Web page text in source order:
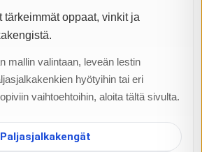
tärkeimmät oppaat, vinkit ja
mallin valintaan, leveän lestin
hyötyihin tai eri
vaihtoehtoihin, aloita tältä sivulta.
Paljasjalkakengät